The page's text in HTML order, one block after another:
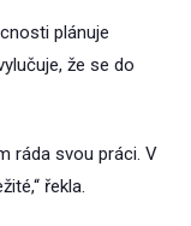
plánuje
že se do
ráda svou práci. V
řekla.